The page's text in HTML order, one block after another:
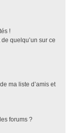
!
quelqu’un sur ce
ma liste d’amis et
forums ?